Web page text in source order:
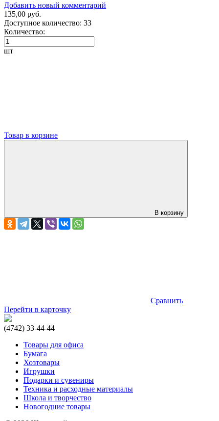
Добавить новый комментарий
135,00 руб.
Доступное количество: 33
Количество:
шт
Товар в корзине
В корзину
Сравнить
Перейти в карточку
(4742) 33-44-44
Товары для офиса
Бумага
Хозтовары
Игрушки
Подарки и сувениры
Техника и расходные материалы
Школа и творчество
Новогодние товары